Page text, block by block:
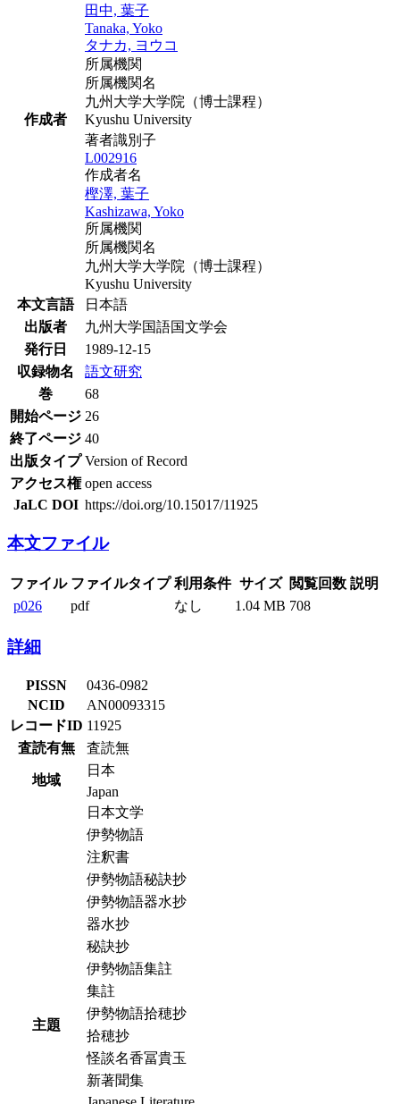
作成者
田中, 葉子
Tanaka, Yoko
タナカ, ヨウコ
所属機関
所属機関名
九州大学大学院（博士課程）
Kyushu University
著者識別子
L002916
作成者名
樫澤, 葉子
Kashizawa, Yoko
所属機関
所属機関名
九州大学大学院（博士課程）
Kyushu University
本文言語
日本語
出版者
九州大学国語国文学会
発行日
1989-12-15
収録物名
語文研究
巻
68
開始ページ 26
終了ページ 40
出版タイプ Version of Record
アクセス権 open access
JaLC DOI https://doi.org/10.15017/11925
本文ファイル
ファイル ファイルタイプ 利用条件 サイズ 閲覧回数 説明
p026
pdf なし 1.04 MB 708
詳細
PISSN
0436-0982
NCID
AN00093315
レコードID 11925
査読有無
査読無
地域
日本
Japan
主題
日本文学
伊勢物語
注釈書
伊勢物語秘訣抄
伊勢物語器水抄
器水抄
秘訣抄
伊勢物語集註
集註
伊勢物語拾穂抄
拾穂抄
怪談名香冨貴玉
新著聞集